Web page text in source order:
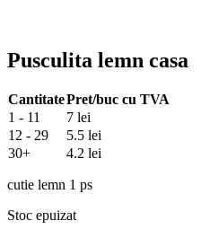
Pusculita lemn casa
CantitatePret/buc cu TVA
1 - 11
7 lei
12 - 29
5.5 lei
30+
4.2 lei
cutie lemn 1 ps
Stoc epuizat